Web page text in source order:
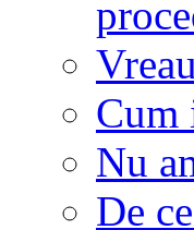
Cum
Nu
De